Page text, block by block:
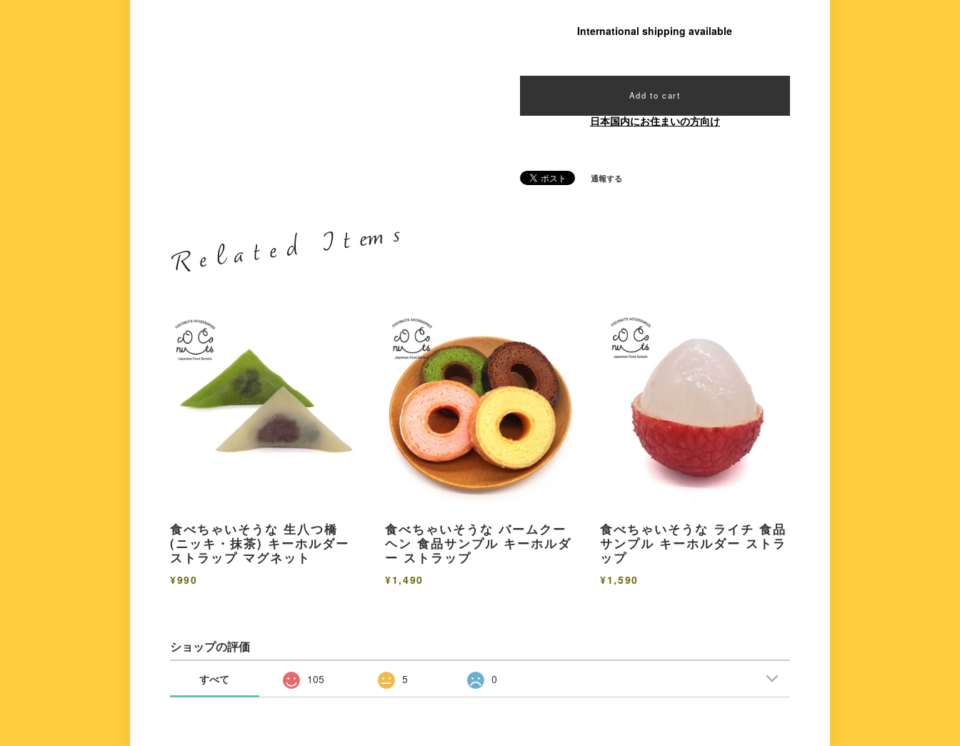
International shipping available
Add to cart
日本国内にお住まいの方向け
通報する
食べちゃいそうな 生八つ橋
(ニッキ・抹茶) キーホルダー
ストラップ マグネット
¥990
食べちゃいそうな バームクー
ヘン 食品サンプル キーホルダ
ー ストラップ
¥1,490
食べちゃいそうな ライチ 食品
サンプル キーホルダー ストラ
ップ
¥1,590
ショップの評価
すべて 105 5 0